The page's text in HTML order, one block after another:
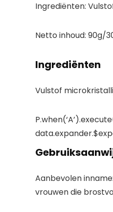
Ingrediënten:
Netto inhoud: 90g/
Ingrediënten
Vulstof
Aanbevolen
vrouwen die